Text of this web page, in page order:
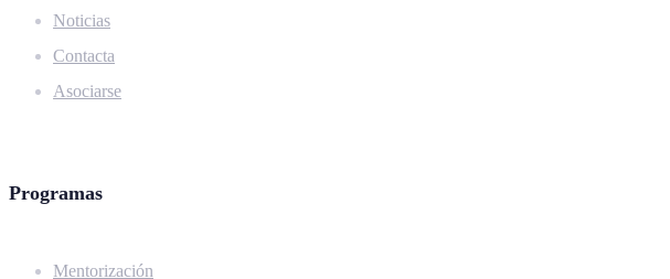
Noticias
Contacta
Asociarse
Programas
Mentorización